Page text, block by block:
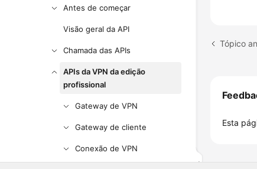
Antes de começar
Visão geral da API
Chamada das APIs
APIs da VPN da edição
profissional
Gateway de VPN
Gateway de cliente
Conexão de VPN
Tópico
Esta